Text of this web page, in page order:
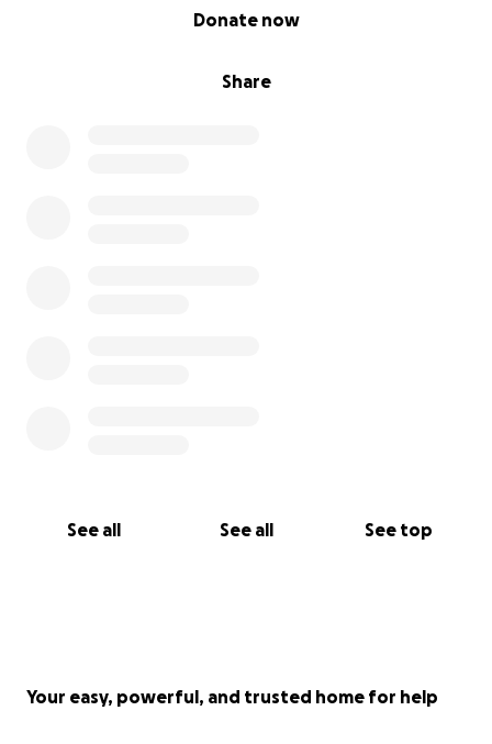
Share
Donate now
See all See all See top
Your easy, powerful, and trusted home for help